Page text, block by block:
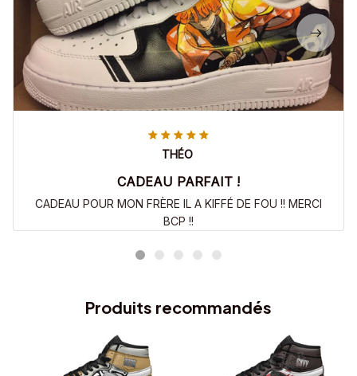
THÉO
CADEAU PARFAIT !
CADEAU POUR MON FRÈRE IL A KIFFÉ DE FOU !! MERCI
BCP !!
Produits recommandés